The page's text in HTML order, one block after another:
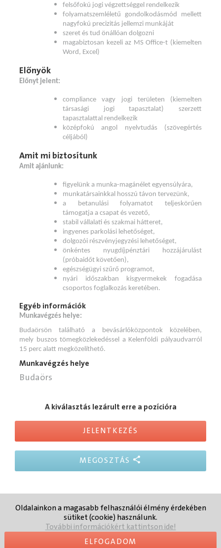
felsőfokú jogi végzettséggel rendelkezik
folyamatszemléletű gondolkodásmód mellett
nagyfokú precizitás jellemzi munkáját
szeret és tud önállóan dolgozni
magabiztosan kezeli az MS Office-t (kiemelten
Word, Excel)
Előnyök
Előnyt jelent:
compliance vagy jogi területen (kiemelten
társasági jogi tapasztalat) szerzett
tapasztalattal rendelkezik
középfokú angol nyelvtudás (szövegértés
céljából)
Amit mi biztosítunk
Amit ajánlunk:
figyelünk a munka-magánélet egyensúlyára,
munkatársainkkal hosszú távon tervezünk,
a betanulási folyamatot teljeskörűen
támogatja a csapat és vezető,
stabil vállalati és szakmai hátteret,
ingyenes parkolási lehetőséget,
dolgozói részvényjegyzési lehetőséget,
önkéntes nyugdíjpénztári hozzájárulást
(próbaidőt követően),
egészségügyi szűrő programot,
nyári időszakban kisgyermekek fogadása
csoportos foglalkozás keretében.
Egyéb információk
Munkavégzés helye:
Budaörsön található a bevásárlóközpontok közelében,
mely buszos tömegközlekedéssel a Kelenföldi pályaudvarról
15 perc alatt megközelíthető.
Munkavégzés helye
Budaörs
A kiválasztás lezárult erre a pozícióra
JELENTKEZÉS
MEGOSZTÁS
Elérhetőség
Adatvédelmi
tájékoztatás
Felhasználási
feltételek
Veolia Hr Portálok
Oldalainkon a magasabb felhasználói élmény érdekében
sütiket (cookie) használunk.
További információkért kattintson ide!
ELFOGADOM